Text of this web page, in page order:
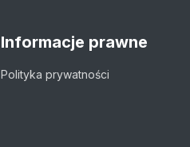
Informacje prawne
Polityka prywatności